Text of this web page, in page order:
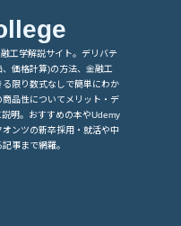
工学解説サイト。デリバテ
価格計算)の方法、金融工
限り数式なしで簡単にわか
品性についてメリット・デ
明。おすすめの本やUdemy
ンツの新卒採用・就活や中
事まで網羅。